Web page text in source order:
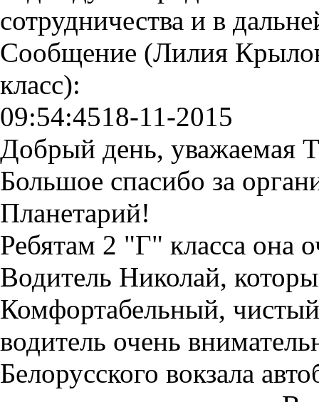
сотрудничества и в
Сообщение (Лилия
класс):
09:54:4518-11-2015
Добрый день, уважаемая
Большое спасибо за
Планетарий!
Ребятам 2 "Г" класса она
Водитель Николай,
Комфортабельный,
водитель очень
Белорусского вокзала